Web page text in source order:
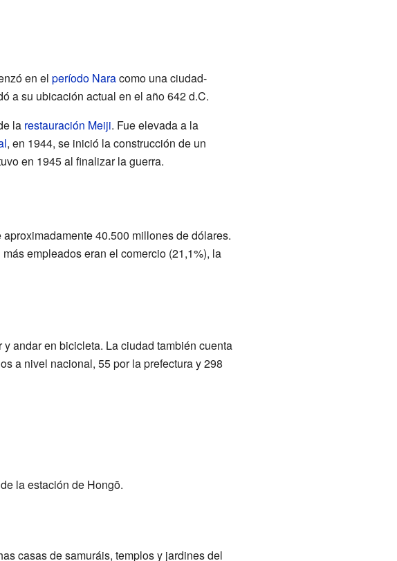
en el período Naracomo una ciudad-
a su ubicación actual en el año 642 d.C.
la restauración Meiji. Fue elevada a la
, en 1944, se inició la construcción de un
en 1945 al finalizar la guerra.
40.500 millones de dólares.
empleados eran el comercio (21,1%), la
andar en bicicleta. La ciudad también cuenta
a nivel nacional, 55 por la prefectura y 298
la estación de Hongō.
casas de samuráis, templos y jardines del